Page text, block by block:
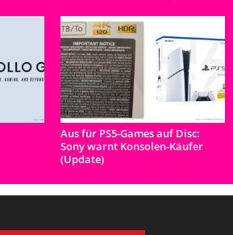
Aus für PS5-Games auf Disc:
Sony warnt Konsolen-Käufer
(Update)